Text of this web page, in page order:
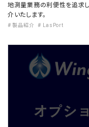
地測量業務の利便性を追求
介いたします。
# 製品紹介 # LasPort